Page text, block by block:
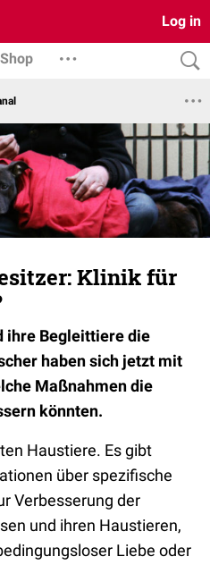
Log in
Shop
Klinik für
ihre Begleittiere die
haben sich jetzt mit
Maßnahmen die
könnten.
Haustiere. Es gibt
über spezifische
Verbesserung der
und ihren Haustieren,
Liebe oder